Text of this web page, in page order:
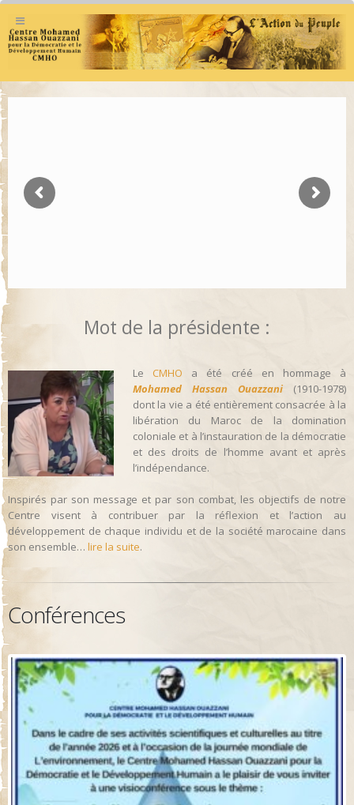
Mot de la présidente :
Le CMHO a été créé en hommage à
Mohamed Hassan Ouazzani (1910-1978)
dont la vie a été entièrement consacrée à la
libération du Maroc de la domination
coloniale et à l’instauration de la démocratie
et des droits de l’homme avant et après
l’indépendance.
Inspirés par son message et par son combat, les objectifs de notre
Centre visent à contribuer par la réflexion et l’action au
développement de chaque individu et de la société marocaine dans
son ensemble… lire la suite.
Conférences